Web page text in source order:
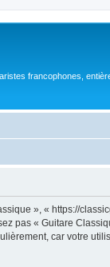
francophones,
», « https://
pas « Guitare
car votre